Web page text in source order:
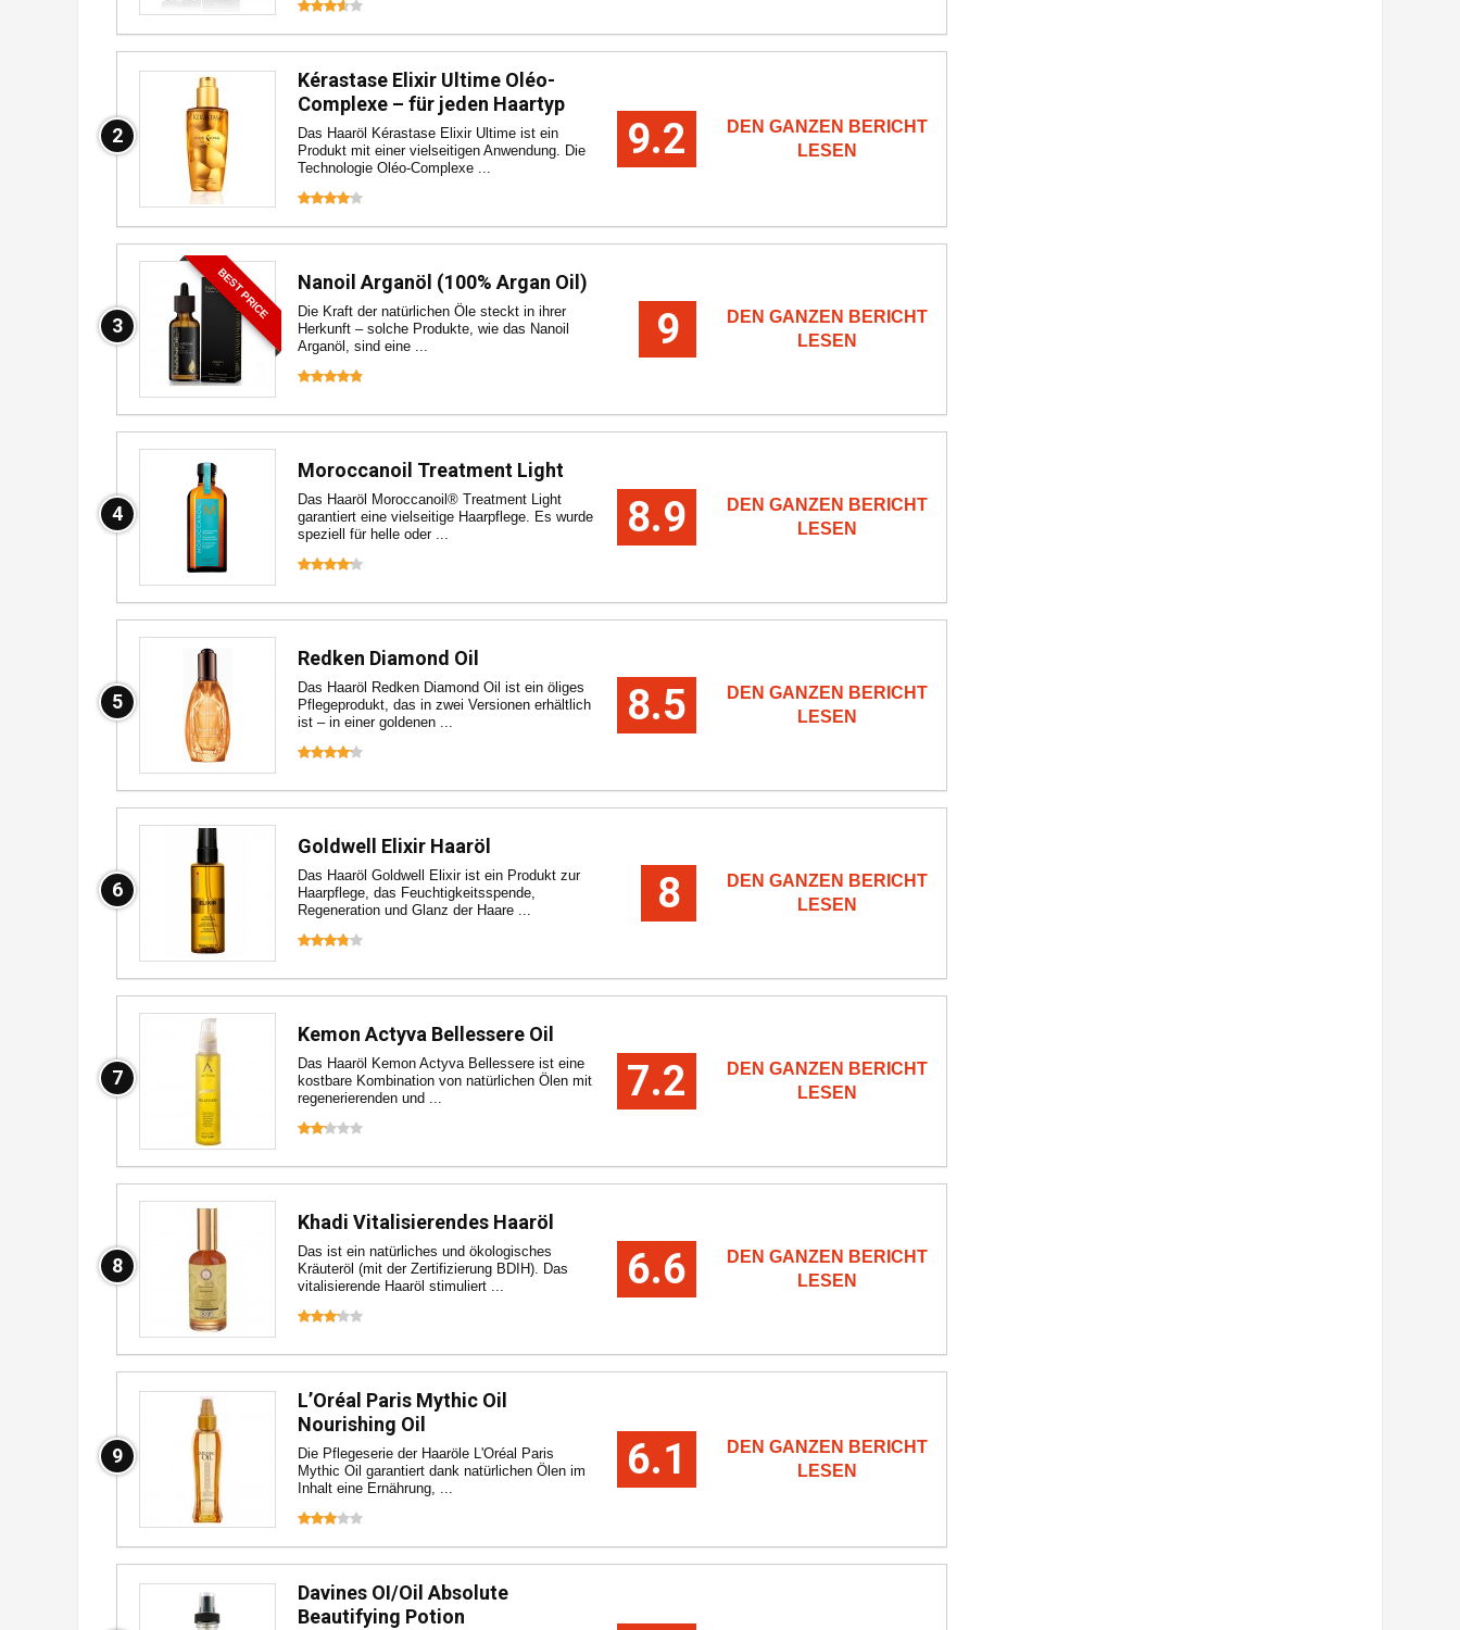
2
Kérastase Elixir Ultime Oléo-
Complexe – für jeden Haartyp
Das Haaröl Kérastase Elixir Ultime ist ein
Produkt mit einer vielseitigen Anwendung. Die
Technologie Oléo-Complexe ...
9.2
DEN GANZEN BERICHT
LESEN
BEST PRICE
3
Nanoil Arganöl (100% Argan Oil)
Die Kraft der natürlichen Öle steckt in ihrer
Herkunft – solche Produkte, wie das Nanoil
Arganöl, sind eine ...
9
DEN GANZEN BERICHT
LESEN
4
Moroccanoil Treatment Light
Das Haaröl Moroccanoil® Treatment Light
garantiert eine vielseitige Haarpflege. Es wurde
speziell für helle oder ...
8.9
DEN GANZEN BERICHT
LESEN
5
Redken Diamond Oil
Das Haaröl Redken Diamond Oil ist ein öliges
Pflegeprodukt, das in zwei Versionen erhältlich
ist – in einer goldenen ...
8.5
DEN GANZEN BERICHT
LESEN
6
Goldwell Elixir Haaröl
Das Haaröl Goldwell Elixir ist ein Produkt zur
Haarpflege, das Feuchtigkeitsspende,
Regeneration und Glanz der Haare ...
8
DEN GANZEN BERICHT
LESEN
7
Kemon Actyva Bellessere Oil
Das Haaröl Kemon Actyva Bellessere ist eine
kostbare Kombination von natürlichen Ölen mit
regenerierenden und ...
7.2
DEN GANZEN BERICHT
LESEN
8
Khadi Vitalisierendes Haaröl
Das ist ein natürliches und ökologisches
Kräuteröl (mit der Zertifizierung BDIH). Das
vitalisierende Haaröl stimuliert ...
6.6
DEN GANZEN BERICHT
LESEN
9
L’Oréal Paris Mythic Oil
Nourishing Oil
Die Pflegeserie der Haaröle L'Oréal Paris
Mythic Oil garantiert dank natürlichen Ölen im
Inhalt eine Ernährung, ...
6.1
DEN GANZEN BERICHT
LESEN
Davines OI/Oil Absolute
Beautifying Potion